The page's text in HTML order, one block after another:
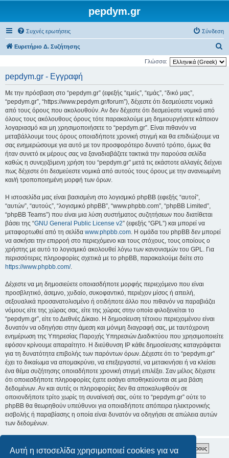
Αυτή η ιστοσελίδα χρησιμοποιεί cookies για να
pepdym.gr
Συχνές ερωτήσεις Σύνδεση
Ευρετήριο Δ. Συζήτησης
ν
Γλώσσα:
pepdym.gr - Εγγραφή
Με την πρόσβαση στο “pepdym.gr” (εφεξής “εμείς”, “εμάς”, “δικό μας”,
“pepdym.gr”, “https://www.pepdym.gr/forum”), δέχεστε ότι δεσμεύεστε νομικά
από τους όρους που ακολουθούν. Αν δεν δέχεστε ότι δεσμεύεστε νομικά από
όλους τους ακόλουθους όρους τότε παρακαλούμε μη δημιουργήσετε κάποιον
λογαριασμό και μη χρησιμοποιήσετε το “pepdym.gr”. Είναι πιθανόν να
μεταβάλλουμε τους όρους οποιαδήποτε χρονική στιγμή και θα επιδιώξουμε να
σας ενημερώσουμε για αυτό με τον προσφορότερο δυνατό τρόπο, όμως θα
ήταν συνετό εκ μέρους σας να ξαναδιαβάζετε τακτικά την παρούσα σελίδα
καθώς η συνεχιζόμενη χρήση του “pepdym.gr” μετά τις εκάστοτε αλλαγές δείχνει
πως δέχεστε ότι δεσμεύεστε νομικά από αυτούς τους όρους με την ανανεωμένη
και/ή τροποποιημένη μορφή των όρων.
Η ιστοσελίδα μας είναι βασισμένη στο λογισμικό phpBB (εφεξής “αυτοί”,
“αυτών”, “αυτούς”, “λογισμικό phpBB”, “www.phpbb.com”, “phpBB Limited”,
“phpBB Teams”) που είναι μια λύση συστήματος συζητήσεων που διατίθεται
βάσει της “GNU General Public License v2” (εφεξής “GPL”) και μπορεί να
μεταφορτωθεί από τη σελίδα www.phpbb.com. Η ομάδα του phpBB δεν μπορεί
να ασκήσει την επιρροή στο περιεχόμενο και τους στόχους, τους οποίους ο
χρήστης με αυτό το λογισμικό ακολουθεί λόγω των κανονισμών του GPL. Για
περισσότερες πληροφορίες σχετικά με το phpBB, παρακαλούμε δείτε στο
https://www.phpbb.com/.
Δέχεστε να μη δημοσιεύετε οποιασδήποτε μορφής περιεχόμενο που είναι
προσβλητικό, άσεμνο, χυδαίο, συκοφαντικό, περιέχον μίσος ή απειλή,
σεξουαλικά προσανατολισμένο ή οτιδήποτε άλλο που πιθανόν να παραβιάζει
νόμους είτε της χώρας σας, είτε της χώρας στην οποία φιλοξενείται το
“pepdym.gr”, είτε το Διεθνές Δίκαιο. Η δημοσίευση τέτοιου περιεχομένου είναι
δυνατόν να οδηγήσει στην άμεση και μόνιμη διαγραφή σας, με ταυτόχρονη
ενημέρωση της Υπηρεσίας Παροχής Υπηρεσιών Διαδικτύου που χρησιμοποιείτε
εφόσον κρίνουμε απαραίτητο. Η διεύθυνση IP κάθε δημοσίευσης καταγράφεται
για τη δυνατότητα επιβολής των παρόντων όρων. Δέχεστε ότι το “pepdym.gr”
έχει το δικαίωμα να απομακρύνει, να επεξεργαστεί, να μετακινήσει ή να κλείσει
ένα θέμα συζήτησης οποιαδήποτε χρονική στιγμή επιλέξει. Σαν μέλος δέχεστε
ότι οποιεσδήποτε πληροφορίες έχετε εισάγει αποθηκεύονται σε μια βάση
δεδομένων. Αν και αυτές οι πληροφορίες δεν θα αποκαλυφθούν σε
οποιονδήποτε τρίτο χωρίς τη συναίνεσή σας, ούτε το “pepdym.gr” ούτε το
phpBB θα θεωρηθούν υπεύθυνοι για οποιαδήποτε απόπειρα ηλεκτρονικής
εισβολής ή παραβίασης η οποία είναι δυνατόν να οδηγήσει σε απώλεια αυτών
των δεδομένων.